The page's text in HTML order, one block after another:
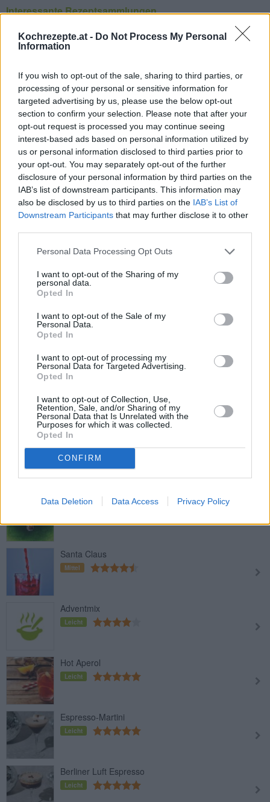
Kochrezepte.at - Do Not Process My Personal
Information
If you wish to opt-out of the sale, sharing to third parties, or
processing of your personal or sensitive information for
targeted advertising by us, please use the below opt-out
section to confirm your selection. Please note that after your
opt-out request is processed you may continue seeing
interest-based ads based on personal information utilized by
us or personal information disclosed to third parties prior to
your opt-out. You may separately opt-out of the further
disclosure of your personal information by third parties on the
IAB’s list of downstream participants. This information may
also be disclosed by us to third parties on the IAB’s List of
Downstream Participants that may further disclose it to other
Personal Data Processing Opt Outs
I want to opt-out of the Sharing of my
personal data.
Opted In
I want to opt-out of the Sale of my
Personal Data.
Opted In
I want to opt-out of processing my
Personal Data for Targeted Advertising.
Opted In
I want to opt-out of Collection, Use,
Retention, Sale, and/or Sharing of my
Personal Data that Is Unrelated with the
Purposes for which it was collected.
Opted In
CONFIRM
Data Deletion Data Access Privacy Policy
Interessante Rezeptsammlungen
Sehr
starke Cocktails/ Whiskey Cocktails/ Silvester Cocktails
/
Ähnliche Rezepte
Hot Buttered Rum
Hot Buttered Rum Mix
Mittel
Christmas-Punsch
Leicht
Elsa's Wirbelsturm
Leicht
Sweet Naomi
Leicht
Drunken Sailor
Santa Claus
Mittel
Adventmix
Leicht
Hot Aperol
Leicht
Espresso-Martini
Leicht
Berliner Luft Espresso
Leicht